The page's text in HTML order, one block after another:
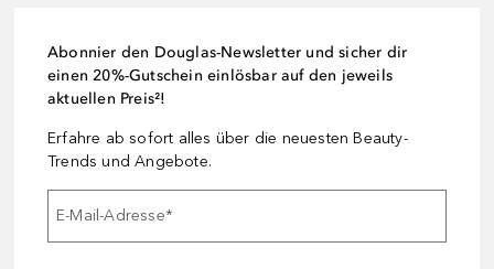
Abonnier den Douglas-Newsletter und sicher dir
einen 20%-Gutschein einlösbar auf den jeweils
aktuellen Preis²!
Erfahre ab sofort alles über die neuesten Beauty-
Trends und Angebote.
E-Mail-Adresse*